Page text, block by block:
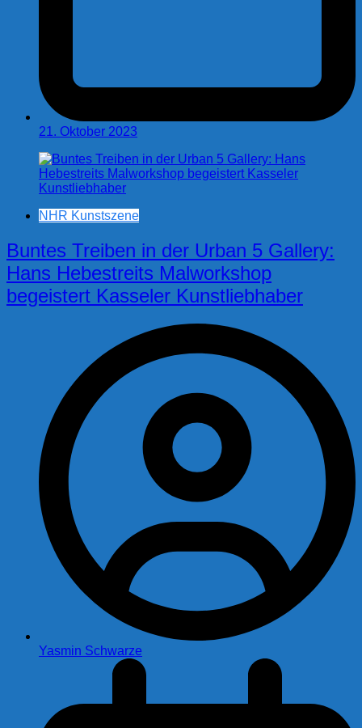
21. Oktober 2023
NHR Kunstszene
Buntes Treiben in der Urban 5 Gallery:
Hans Hebestreits Malworkshop
begeistert Kasseler Kunstliebhaber
Yasmin Schwarze